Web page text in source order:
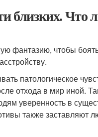
близких. Что
фантазию, чтобы
патологическое
отхода в мир иной.
уверенность в
также заставляют